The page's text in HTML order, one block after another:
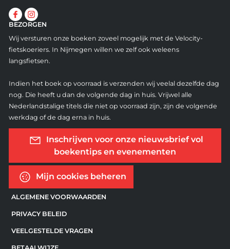
BEZORGEN
Wij versturen onze boeken zoveel mogelijk met de Velocity-
fietskoeriers. In Nijmegen willen we zelf ook weleens
langsfietsen.
Indien het boek op voorraad is verzenden wij veelal dezelfde dag
nog. Die heeft u dan de volgende dag in huis. Vrijwel alle
Nederlandstalige titels die niet op voorraad zijn, zijn de volgende
werkdag of de dag erna in huis.
Inschrijven voor onze nieuwsbrief vol
boekentips en evenementen
Mijn cookies beheren
ALGEMENE VOORWAARDEN
PRIVACY BELEID
VEELGESTELDE VRAGEN